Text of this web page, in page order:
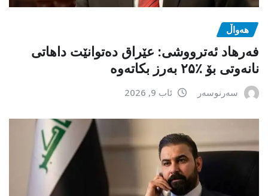
هەواڵ
فەرهاد ئەترووشی: عێراق دەتوانێت داهاتی
نانەوتی بۆ ٪۲۵ بەرز بکاتەوە
سەرنوسەر ئاب 9, 2026